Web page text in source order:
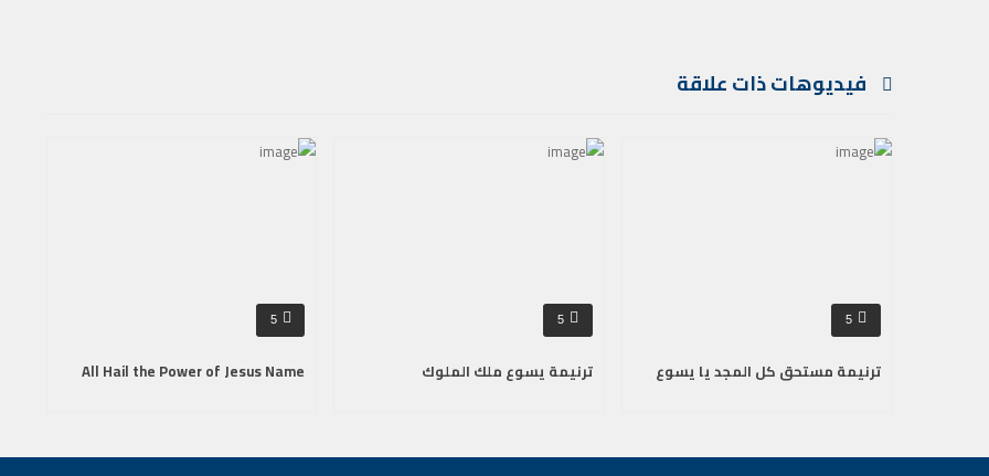
فيديوهات ذات علاقة
5
ترنيمة مستحق كل المجد يا يسوع
5
ترنيمة يسوع ملك الملوك
5
All Hail the Power of Jesus Name